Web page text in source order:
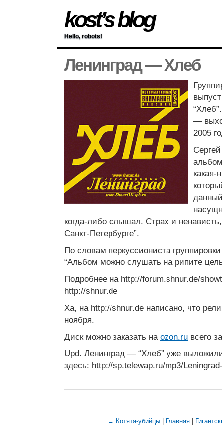
kost’s blog
Hello, robots!
Ленинград — Хлеб
—
2005
какая-
когда-либо слышал. Страх и
Санкт-Петербурге”.
По словам перкуссиониста
“Альбом можно слушать на рипите
Подробнее на http://forum.shnur.de/
http://shnur.de
Ха, на http://shnur.de написано, что
ноября.
Диск можно заказать на ozon.ru всего
Upd. Ленинград — “Хлеб” уже
здесь: http://sp.telewap.ru/mp3/
← Котята-убийцы| Главная|